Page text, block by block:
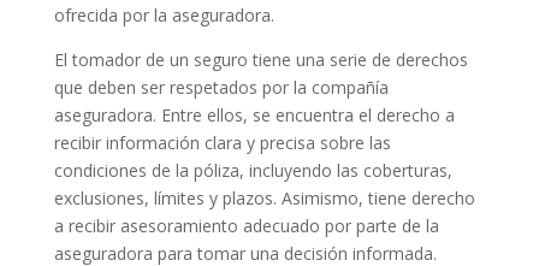
ofrecida por la aseguradora.
El tomador de un seguro tiene una serie de derechos
que deben ser respetados por la compañía
aseguradora. Entre ellos, se encuentra el derecho a
recibir información clara y precisa sobre las
condiciones de la póliza, incluyendo las coberturas,
exclusiones, límites y plazos. Asimismo, tiene derecho
a recibir asesoramiento adecuado por parte de la
aseguradora para tomar una decisión informada.